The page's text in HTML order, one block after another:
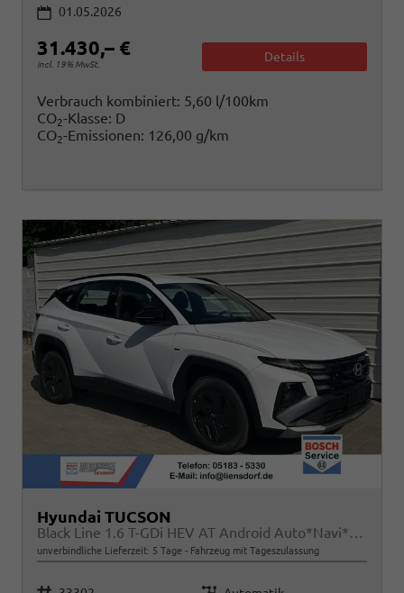
01.05.2026
31.430,– €
incl. 19% MwSt.
Details
Verbrauch kombiniert: 5,60 l/100km
CO2-Klasse: D
CO2-Emissionen: 126,00 g/km
Hyundai TUCSON
Black Line 1.6 T-GDi HEV AT Android Auto*Navi*SHZ*Kamera*2Z Klimaauto*
unverbindliche Lieferzeit: 5 Tage Fahrzeug mit Tageszulassung